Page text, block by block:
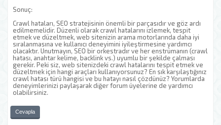
Sonuç:
Crawl hataları, SEO stratejisinin önemli bir parçasıdır ve göz ardı
edilmemelidir. Düzenli olarak crawl hatalarını izlemek, tespit
etmek ve düzeltmek, web sitenizin arama motorlarında daha iyi
sıralanmasına ve kullanıcı deneyimini iyileştirmesine yardımcı
olacaktır. Unutmayın, SEO bir orkestradır ve her enstrümanın (crawl
hatası, anahtar kelime, backlink vs.) uyumlu bir şekilde çalması
gerekir. Peki siz, web sitenizdeki crawl hatalarını tespit etmek ve
düzeltmek için hangi araçları kullanıyorsunuz? En sık karşılaştığınız
crawl hatası türü hangisi ve bu hatayı nasıl çözdünüz? Yorumlarda
deneyimlerinizi paylaşarak diğer forum üyelerine de yardımcı
olabilirsiniz.
Cevapla